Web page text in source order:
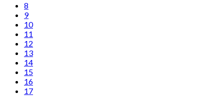
8
9
10
11
12
13
14
15
16
17